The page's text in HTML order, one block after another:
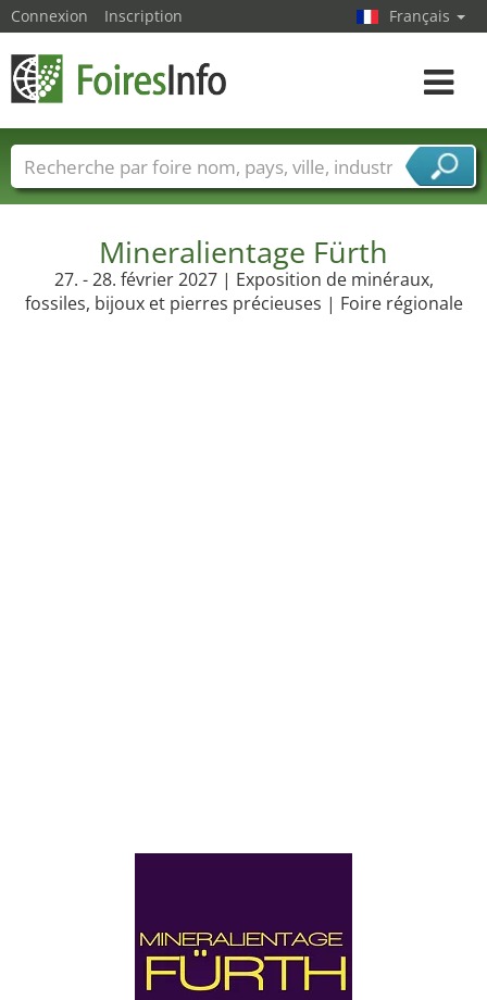
Mineralientage Fürth
27. - 28. février 2027 | Exposition de minéraux,
fossiles, bijoux et pierres précieuses | Foire régionale
Connexion Inscription Français
Toggle
Foire noms Pays Villes
Secteurs de foire